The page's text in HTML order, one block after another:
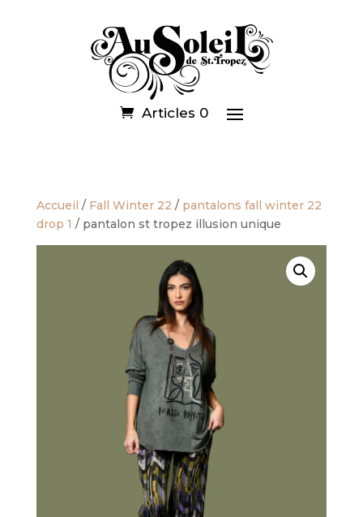
Articles 0
Accueil / Fall Winter 22 / pantalons fall winter 22
drop 1 / pantalon st tropez illusion unique